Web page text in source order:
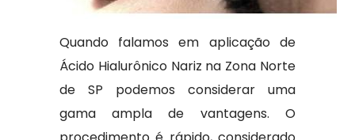
Quando falamos em aplicação de
Ácido Hialurônico Nariz na Zona Norte
de SP podemos considerar uma
gama ampla de vantagens. O